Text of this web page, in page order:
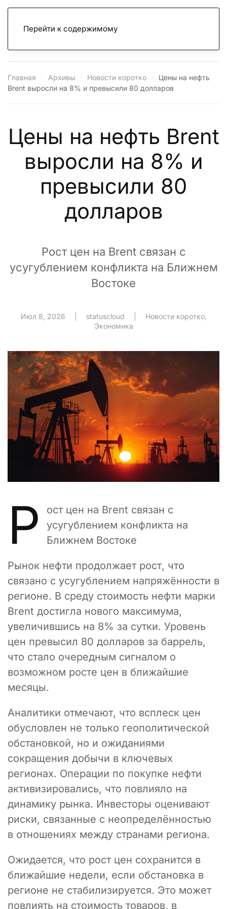
Перейти к содержимому
Главная Архивы Новости коротко
Цены на нефть
Brent выросли на 8% и превысили 80 долларов
Цены на нефть Brent
выросли на 8% и
превысили 80
долларов
Рост цен на Brent связан с
усугублением конфликта на Ближнем
Востоке
Июл 8, 2026 statuscloud Новости коротко,
Экономика
Р
ост цен на Brent связан с
усугублением конфликта на
Ближнем Востоке
Рынок нефти продолжает рост, что
связано с усугублением напряжённости в
регионе. В среду стоимость нефти марки
Brent достигла нового максимума,
увеличившись на 8% за сутки. Уровень
цен превысил 80 долларов за баррель,
что стало очередным сигналом о
возможном росте цен в ближайшие
месяцы.
Аналитики отмечают, что всплеск цен
обусловлен не только геополитической
обстановкой, но и ожиданиями
сокращения добычи в ключевых
регионах. Операции по покупке нефти
активизировались, что повлияло на
динамику рынка. Инвесторы оценивают
риски, связанные с неопределённостью
в отношениях между странами региона.
Ожидается, что рост цен сохранится в
ближайшие недели, если обстановка в
регионе не стабилизируется. Это может
повлиять на стоимость товаров, в